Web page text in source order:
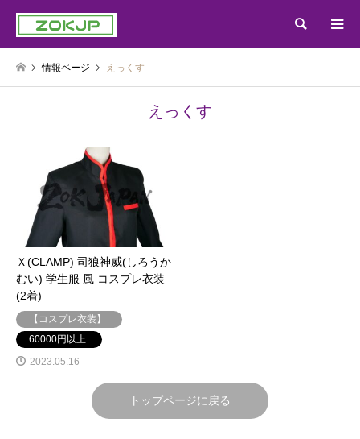
検索
情報ページ えっくす
えっくす
Ｘ(CLAMP) 司狼神威(しろうか
むい) 学生服 風 コスプレ衣装
(2着)
【コスプレ衣装】
60000円以上
2023.05.16
トップページに戻る